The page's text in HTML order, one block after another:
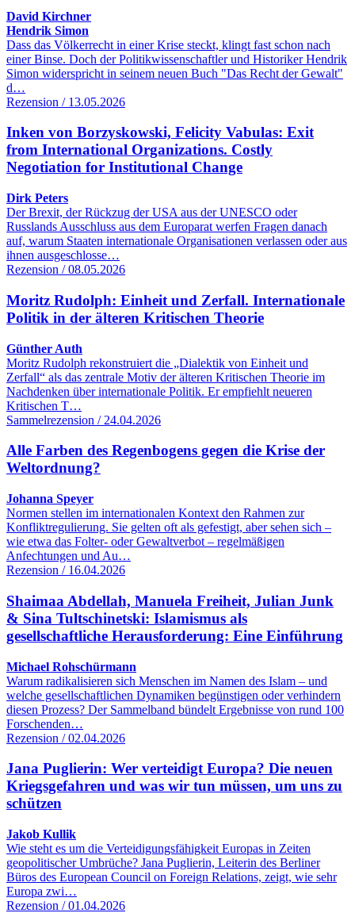
David Kirchner
Hendrik Simon
Dass das Völkerrecht in einer Krise steckt, klingt fast schon nach
einer Binse. Doch der Politikwissenschaftler und Historiker Hendrik
Simon widerspricht in seinem neuen Buch "Das Recht der Gewalt"
d…
Rezension / 13.05.2026
Inken von Borzyskowski, Felicity Vabulas: Exit
from International Organizations. Costly
Negotiation for Institutional Change
Dirk Peters
Der Brexit, der Rückzug der USA aus der UNESCO oder
Russlands Ausschluss aus dem Europarat werfen Fragen danach
auf, warum Staaten internationale Organisationen verlassen oder aus
ihnen ausgeschlosse…
Rezension / 08.05.2026
Moritz Rudolph: Einheit und Zerfall. Internationale
Politik in der älteren Kritischen Theorie
Günther Auth
Moritz Rudolph rekonstruiert die „Dialektik von Einheit und
Zerfall“ als das zentrale Motiv der älteren Kritischen Theorie im
Nachdenken über internationale Politik. Er empfiehlt neueren
Kritischen T…
Sammelrezension / 24.04.2026
Alle Farben des Regenbogens gegen die Krise der
Weltordnung?
Johanna Speyer
Normen stellen im internationalen Kontext den Rahmen zur
Konfliktregulierung. Sie gelten oft als gefestigt, aber sehen sich –
wie etwa das Folter- oder Gewaltverbot – regelmäßigen
Anfechtungen und Au…
Rezension / 16.04.2026
Shaimaa Abdellah, Manuela Freiheit, Julian Junk
& Sina Tultschinetski: Islamismus als
gesellschaftliche Herausforderung: Eine Einführung
Michael Rohschürmann
Warum radikalisieren sich Menschen im Namen des Islam – und
welche gesellschaftlichen Dynamiken begünstigen oder verhindern
diesen Prozess? Der Sammelband bündelt Ergebnisse von rund 100
Forschenden…
Rezension / 02.04.2026
Jana Puglierin: Wer verteidigt Europa? Die neuen
Kriegsgefahren und was wir tun müssen, um uns zu
schützen
Jakob Kullik
Wie steht es um die Verteidigungsfähigkeit Europas in Zeiten
geopolitischer Umbrüche? Jana Puglierin, Leiterin des Berliner
Büros des European Council on Foreign Relations, zeigt, wie sehr
Europa zwi…
Rezension / 01.04.2026